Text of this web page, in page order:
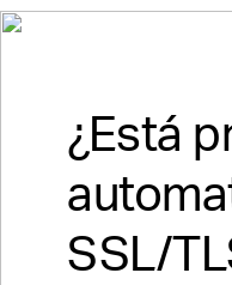
¿Está
SSL/